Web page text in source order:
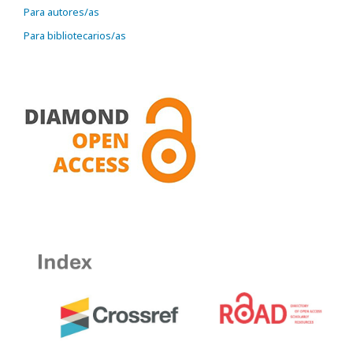
Para autores/as
Para bibliotecarios/as